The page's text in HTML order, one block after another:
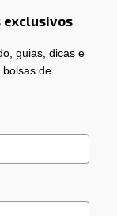
exclusivos
guias, dicas e
bolsas de